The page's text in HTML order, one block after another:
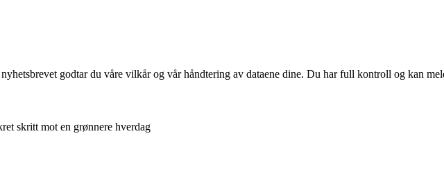
godtar du våre vilkår og vår håndtering av dataene dine. Du har full kontroll og kan
skritt mot en grønnere hverdag